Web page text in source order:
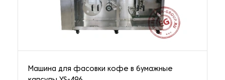
Машина для фасовки кофе в бумажные